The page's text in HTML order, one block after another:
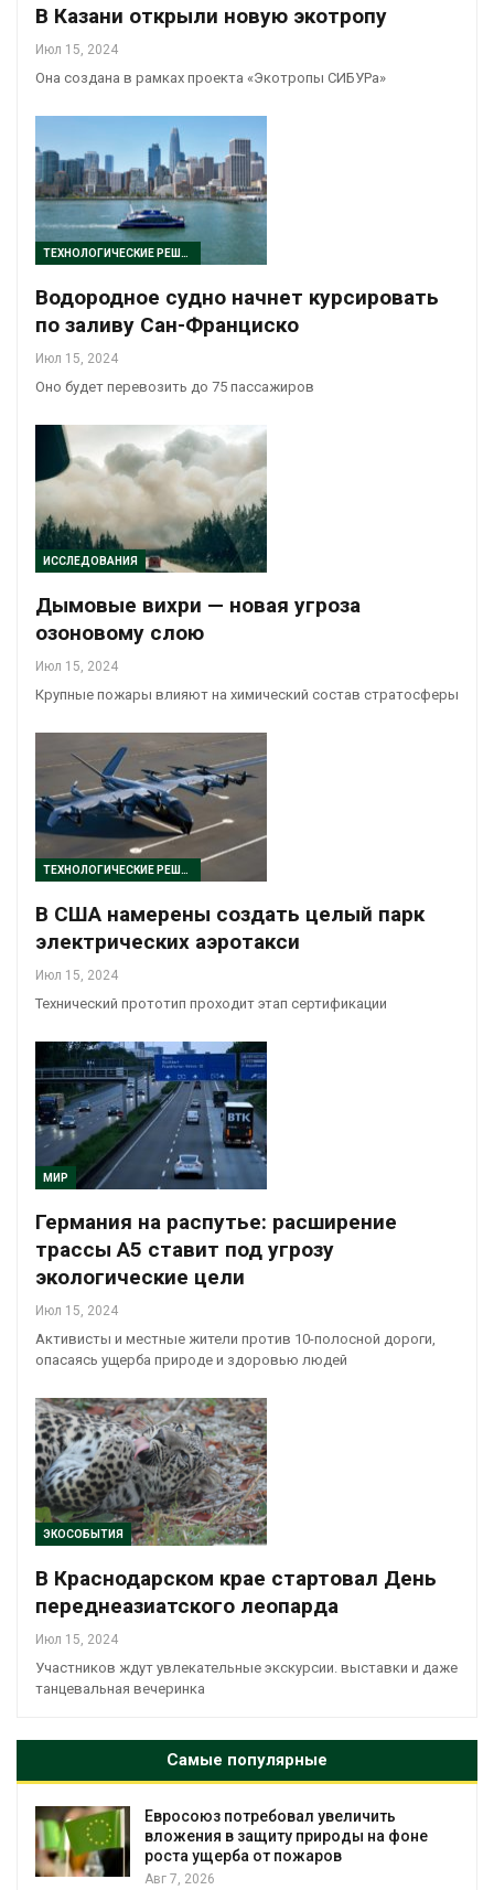
В Казани открыли новую экотропу
Июл 15, 2024
Она создана в рамках проекта «Экотропы СИБУРа»
ТЕХНОЛОГИЧЕСКИЕ РЕШЕНИЯ
Водородное судно начнет курсировать
по заливу Сан-Франциско
Июл 15, 2024
Оно будет перевозить до 75 пассажиров
ИССЛЕДОВАНИЯ
Дымовые вихри — новая угроза
озоновому слою
Июл 15, 2024
Крупные пожары влияют на химический состав стратосферы
ТЕХНОЛОГИЧЕСКИЕ РЕШЕНИЯ
В США намерены создать целый парк
электрических аэротакси
Июл 15, 2024
Технический прототип проходит этап сертификации
МИР
Германия на распутье: расширение
трассы А5 ставит под угрозу
экологические цели
Июл 15, 2024
Активисты и местные жители против 10-полосной дороги,
опасаясь ущерба природе и здоровью людей
ЭКОСОБЫТИЯ
В Краснодарском крае стартовал День
переднеазиатского леопарда
Июл 15, 2024
Участников ждут увлекательные экскурсии. выставки и даже
танцевальная вечеринка
Самые популярные
Евросоюз потребовал увеличить
вложения в защиту природы на фоне
роста ущерба от пожаров
Авг 7, 2026